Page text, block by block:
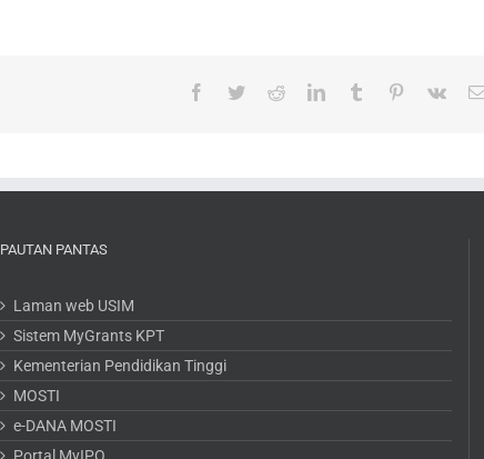
Facebook
TwitterRedditLinkedInTumblr Pinterest
Vk
PAUTAN PANTAS
Laman web USIM
Sistem MyGrants KPT
Kementerian Pendidikan Tinggi
MOSTI
e-DANA MOSTI
Portal MyIPO